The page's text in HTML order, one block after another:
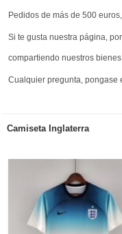
Pedidos de más de 500
Si te gusta nuestra página,
compartiendo nuestros
Cualquier pregunta, pongase
Camiseta Inglaterra